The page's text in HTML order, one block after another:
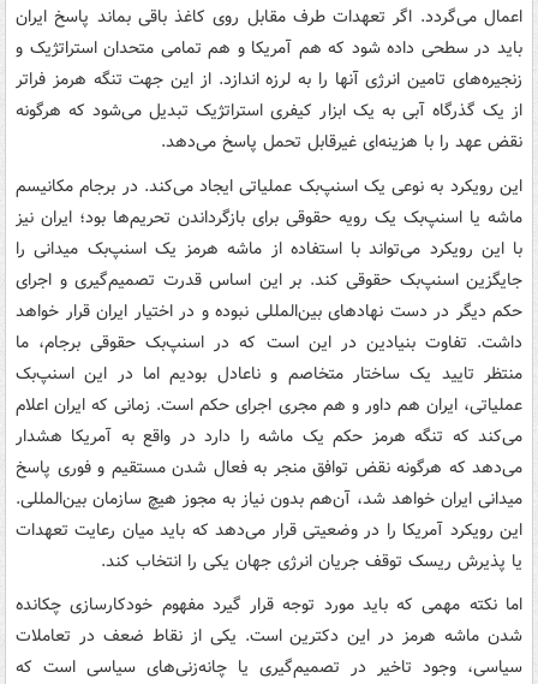
اعمال می‌گردد. اگر تعهدات طرف مقابل روی کاغذ باقی بماند پاسخ ایران
باید در سطحی داده شود که هم آمریکا و هم تمامی متحدان استراتژیک و
زنجیره‌های تامین انرژی آنها را به لرزه اندازد. از این جهت تنگه هرمز فراتر
از یک گذرگاه آبی به یک ابزار کیفری استراتژیک تبدیل می‌شود که هرگونه
نقض عهد را با هزینه‌ای غیرقابل تحمل پاسخ می‌دهد.
این رویکرد به نوعی یک اسنپ‌بک عملیاتی ایجاد می‌کند. در برجام مکانیسم
ماشه یا اسنپ‌بک یک رویه حقوقی برای بازگرداندن تحریم‌ها بود؛ ایران نیز
با این رویکرد می‌تواند با استفاده از ماشه هرمز یک اسنپ‌بک میدانی را
جایگزین اسنپ‌بک حقوقی کند. بر این اساس قدرت تصمیم‌گیری و اجرای
حکم دیگر در دست نهادهای بین‌المللی نبوده و در اختیار ایران قرار خواهد
داشت. تفاوت بنیادین در این است که در اسنپ‌بک حقوقی برجام، ما
منتظر تایید یک ساختار متخاصم و ناعادل بودیم اما در این اسنپ‌بک
عملیاتی، ایران هم داور و هم مجری اجرای حکم است. زمانی که ایران اعلام
می‌کند که تنگه هرمز حکم یک ماشه را دارد در واقع به آمریکا هشدار
می‌دهد که هرگونه نقض توافق منجر به فعال شدن مستقیم و فوری پاسخ
میدانی ایران خواهد شد، آن‌هم بدون نیاز به مجوز هیچ سازمان بین‌المللی.
این رویکرد آمریکا را در وضعیتی قرار می‌دهد که باید میان رعایت تعهدات
یا پذیرش ریسک توقف جریان انرژی جهان یکی را انتخاب کند.
اما نکته مهمی که باید مورد توجه قرار گیرد مفهوم خودکارسازی چکانده
شدن ماشه هرمز در این دکترین است. یکی از نقاط ضعف در تعاملات
سیاسی، وجود تاخیر در تصمیم‌گیری یا چانه‌زنی‌های سیاسی است که